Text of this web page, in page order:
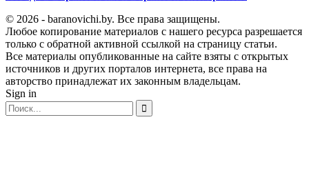
© 2026 - baranovichi.by. Все права защищены.
Любое копирование материалов с нашего ресурса разрешается
только с обратной активной ссылкой на страницу статьи.
Все материалы опубликованные на сайте взяты с открытых
источников и других порталов интернета, все права на
авторство принадлежат их законным владельцам.
Sign in